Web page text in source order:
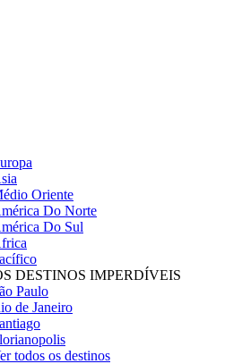
Oriente
Do Norte
Do Sul
DESTINOS IMPERDÍVEIS
Paulo
de Janeiro
todos os destinos